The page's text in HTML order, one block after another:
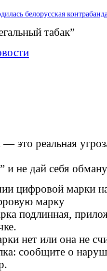
белорусская
табак”
— это реальная
и не дай себя
цифровой марки
марку
подлинная,
нет или она не
сообщите о